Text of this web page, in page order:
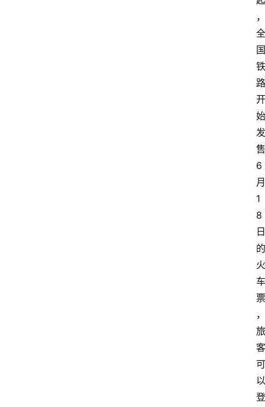
，
全
国
铁
路
开
始
发
售
6
月
1
8
日
的
火
车
票
，
旅
客
可
以
登